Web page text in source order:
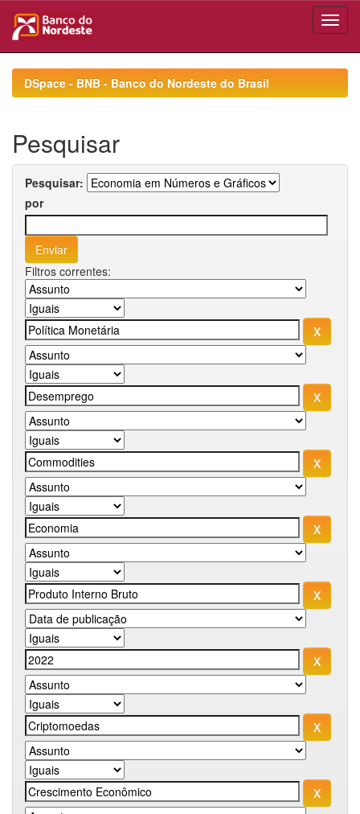
navigationDSpace - BNB - Banco do Nordeste do Brasil
Pesquisar
Pesquisar:
por
Filtros correntes: